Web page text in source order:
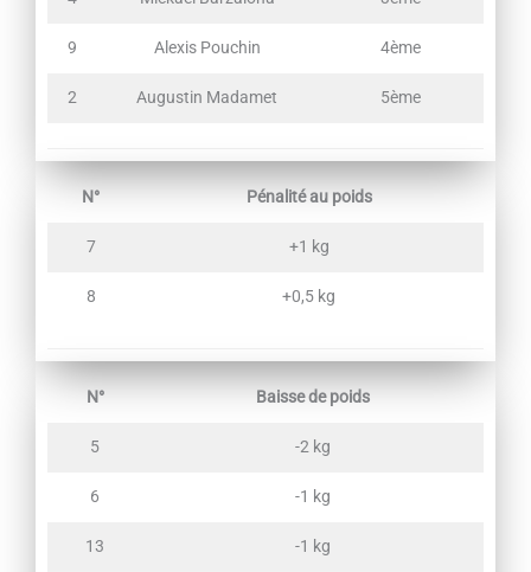
9 Alexis Pouchin 4ème
2 Augustin Madamet 5ème
N° Pénalité au poids
7 +1 kg
8 +0,5 kg
N° Baisse de poids
5 -2 kg
6 -1 kg
13 -1 kg